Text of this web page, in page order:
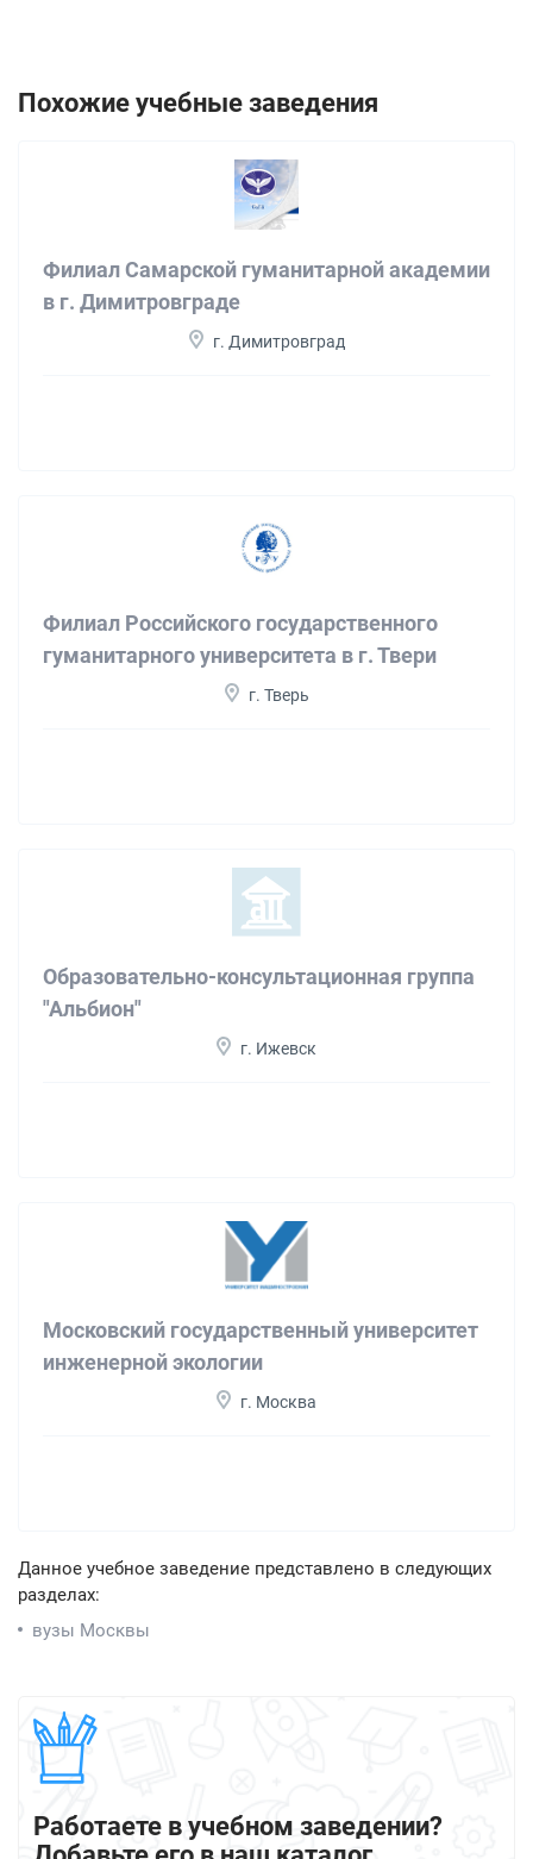
Похожие учебные заведения
Филиал Самарской гуманитарной академии
в г. Димитровграде
г. Димитровград
Филиал Российского государственного
гуманитарного университета в г. Твери
г. Тверь
Образовательно-консультационная группа
"Альбион"
г. Ижевск
Московский государственный университет
инженерной экологии
г. Москва
Данное учебное заведение представлено в следующих
разделах:
вузы Москвы
Работаете в учебном заведении?